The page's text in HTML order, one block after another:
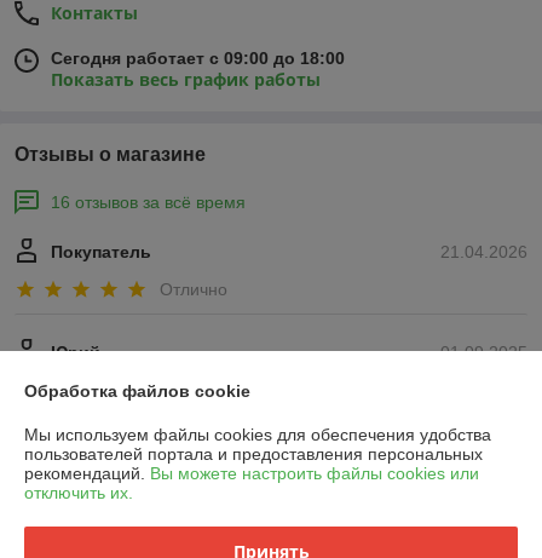
Контакты
Сегодня работает с 09:00 до 18:00
Показать весь график работы
Отзывы о магазине
16 отзывов за всё время
21.04.2026
Покупатель
Отлично
01.09.2025
Юрий
Отлично
Показать все отзывы
Обработка файлов cookie
Мы используем файлы cookies для обеспечения удобства
пользователей портала и предоставления персональных
рекомендаций. Вы можете настроить файлы cookies или
отключить их.
Принять